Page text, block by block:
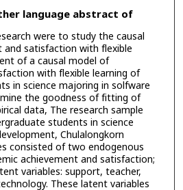
language abstract of
were to study the causal
satisfaction with flexible
of a causal model of
with flexible learning of
in science majoring in solfware
the goodness of fitting of
data, The research sample
students in science
Chulalongkorn
consisted of two endogenous
achievement and satisfaction;
variables: support, teacher,
These latent variables